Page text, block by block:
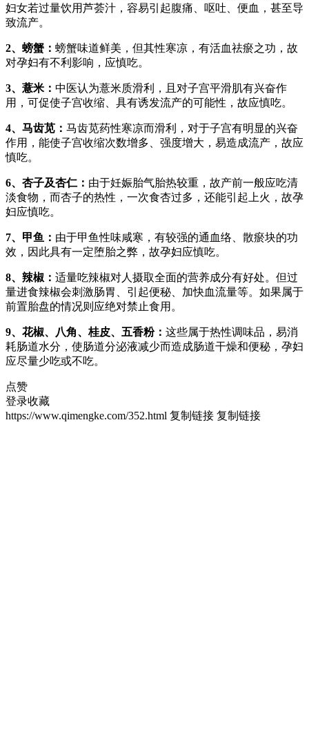
妇女若过量饮用芦荟汁，容易引起腹痛、呕吐、便血，甚至导
致流产。
2、螃蟹： 螃蟹味道鲜美，但其性寒凉，有活血祛瘀之功，故
对孕妇有不利影响，应慎吃。
3、薏米： 中医认为薏米质滑利，且对子宫平滑肌有兴奋作
用，可促使子宫收缩、具有诱发流产的可能性，故应慎吃。
4、马齿苋： 马齿苋药性寒凉而滑利，对于子宫有明显的兴奋
作用，能使子宫收缩次数增多、强度增大，易造成流产，故应
慎吃。
6、杏子及杏仁： 由于妊娠胎气胎热较重，故产前一般应吃清
淡食物，而杏子的热性，一次食杏过多，还能引起上火，故孕
妇应慎吃。
7、甲鱼： 由于甲鱼性味咸寒，有较强的通血络、散瘀块的功
效，因此具有一定堕胎之弊，故孕妇应慎吃。
8、辣椒： 适量吃辣椒对人摄取全面的营养成分有好处。但过
量进食辣椒会刺激肠胃、引起便秘、加快血流量等。如果属于
前置胎盘的情况则应绝对禁止食用。
9、花椒、八角、桂皮、五香粉： 这些属于热性调味品，易消
耗肠道水分，使肠道分泌液减少而造成肠道干燥和便秘，孕妇
应尽量少吃或不吃。
点赞
登录收藏
https://www.qimengke.com/352.html 复制链接 复制链接